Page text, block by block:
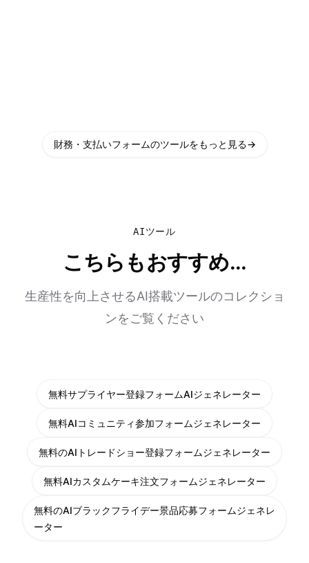
財務・支払いフォームのツールをもっと見る→
AIツール
こちらもおすすめ...
生産性を向上させるAI搭載ツールのコレクショ
ンをご覧ください
無料サプライヤー登録フォームAIジェネレーター
無料AIコミュニティ参加フォームジェネレーター
無料のAIトレードショー登録フォームジェネレーター
無料AIカスタムケーキ注文フォームジェネレーター
無料のAIブラックフライデー景品応募フォームジェネレ
ーター